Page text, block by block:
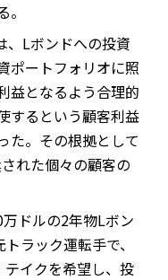
、Lボンドへの投資
ポートフォリオに照
益となるよう合理的
するという顧客利益
た。その根拠として
れた個々の顧客の
ドルの2年物Lボン
ラック運転手で、
イクを希望し、投